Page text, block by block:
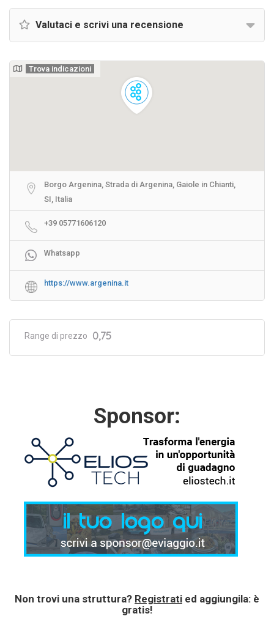
Valutaci e scrivi una recensione
Trova indicazioni
Borgo Argenina, Strada di Argenina, Gaiole in Chianti,
SI, Italia
+39 05771606120
Whatsapp
https://www.argenina.it
Range di prezzo 0,75
Sponsor:
Non trovi una struttura? Registrati ed aggiungila: è
gratis!